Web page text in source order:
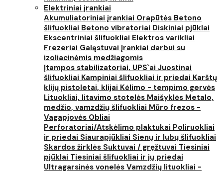
Elektriniai įrankiai
Akumuliatoriniai įrankiai Orapūtės Betono
šlifuokliai Betono vibratoriai Diskiniai pjūklai
Ekscentriniai šlifuokliai Elektros varikliai
Frezeriai Galąstuvai Įrankiai darbui su
izoliacinėmis medžiagomis
Įtampos stabilizatoriai, UPS`ai Juostinai
šlifuokliai Kampiniai šlifuokliai ir priedai Karštų
klijų pistoletai, klijai Kėlimo - tempimo gervės
Lituokliai, litavimo stotelės Maišyklės Metalo,
medžio, vamzdžių šlifuokliai Mūro frezos -
Vagapjovės Obliai
Perforatoriai/Atskėlimo plaktukai Poliruokliai
ir priedai Siaurapjūkliai Sienų ir lubų šlifuokliai
Skardos žirklės Suktuvai / gręžtuvai Tiesiniai
pjūklai Tiesiniai šlifuokliai ir jų priedai
Ultragarsinės vonelės Vamzdžių lituokliai -